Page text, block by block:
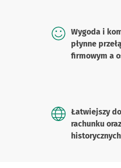
Wygoda i
płynne
firmowym a
Łatwiejszy
rachunku
historycznych